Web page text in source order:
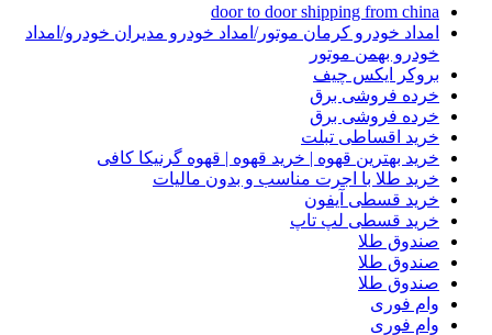
door to door shipping from china
امداد خودرو کرمان موتور/امداد خودرو مدیران خودرو/امداد
خودرو بهمن موتور
بروکر ایکس چیف
خرده فروشی برق
خرده فروشی برق
خرید اقساطی تبلت
خرید بهترین قهوه | خرید قهوه | قهوه گرنیکا کافی
خرید طلا با اجرت مناسب و بدون مالیات
خرید قسطی آیفون
خرید قسطی لپ تاپ
صندوق طلا
صندوق طلا
صندوق طلا
وام فوری
وام فوری